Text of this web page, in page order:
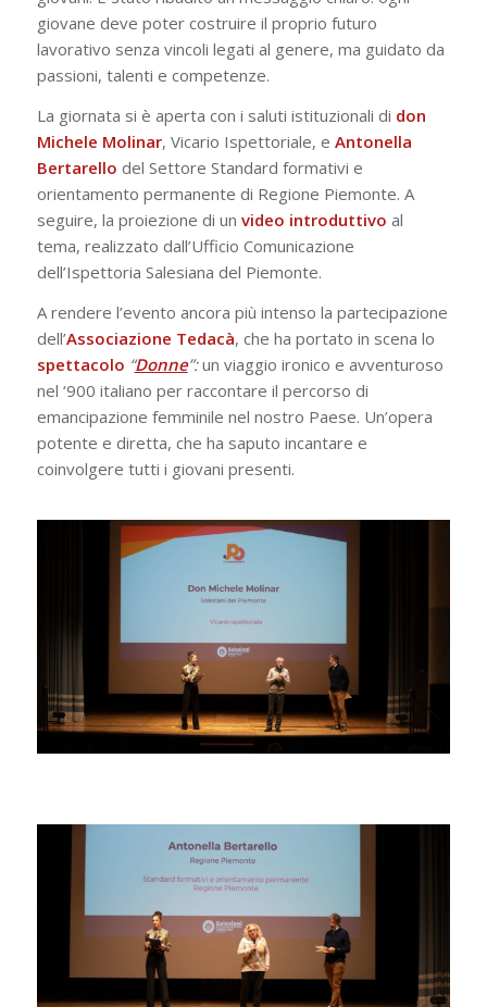
giovane deve poter costruire il proprio futuro
lavorativo senza vincoli legati al genere, ma guidato da
passioni, talenti e competenze.
La giornata si è aperta con i saluti istituzionali di don
Michele Molinar, Vicario Ispettoriale, e Antonella
Bertarello del Settore Standard formativi e
orientamento permanente di Regione Piemonte. A
seguire, la proiezione di un video introduttivo al
tema, realizzato dall’Ufficio Comunicazione
dell’Ispettoria Salesiana del Piemonte.
A rendere l’evento ancora più intenso la partecipazione
dell’Associazione Tedacà, che ha portato in scena lo
spettacolo “Donne”:un viaggio ironico e avventuroso
nel ‘900 italiano per raccontare il percorso di
emancipazione femminile nel nostro Paese. Un’opera
potente e diretta, che ha saputo incantare e
coinvolgere tutti i giovani presenti.